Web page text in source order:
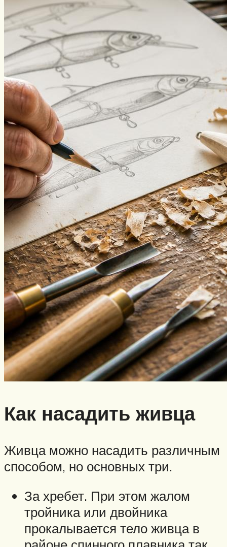
Как насадить живца
Живца можно насадить различным
способом, но основных три.
За хребет. При этом жалом
тройника или двойника
прокалывается тело живца в